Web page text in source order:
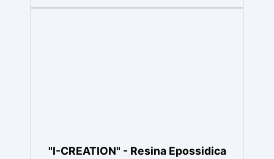
"I-CREATION" - Resina Epossidica